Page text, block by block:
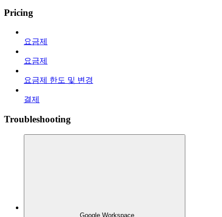
Pricing
요금제
요금제
요금제 한도 및 변경
결제
Troubleshooting
Google Workspace